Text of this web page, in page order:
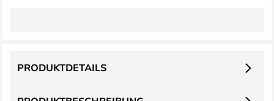
PRODUKTDETAILS